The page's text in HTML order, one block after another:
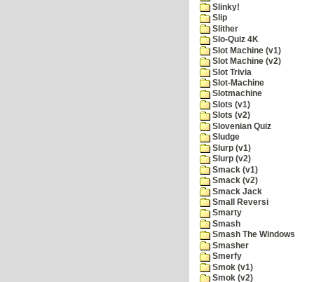
Slinky!
Slip
Slither
Slo-Quiz 4K
Slot Machine (v1)
Slot Machine (v2)
Slot Trivia
Slot-Machine
Slotmachine
Slots (v1)
Slots (v2)
Slovenian Quiz
Sludge
Slurp (v1)
Slurp (v2)
Smack (v1)
Smack (v2)
Smack Jack
Small Reversi
Smarty
Smash
Smash The Windows
Smasher
Smerfy
Smok (v1)
Smok (v2)